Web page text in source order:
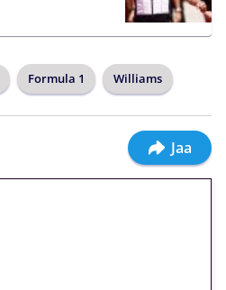
Formula 1 Williams
Jaa